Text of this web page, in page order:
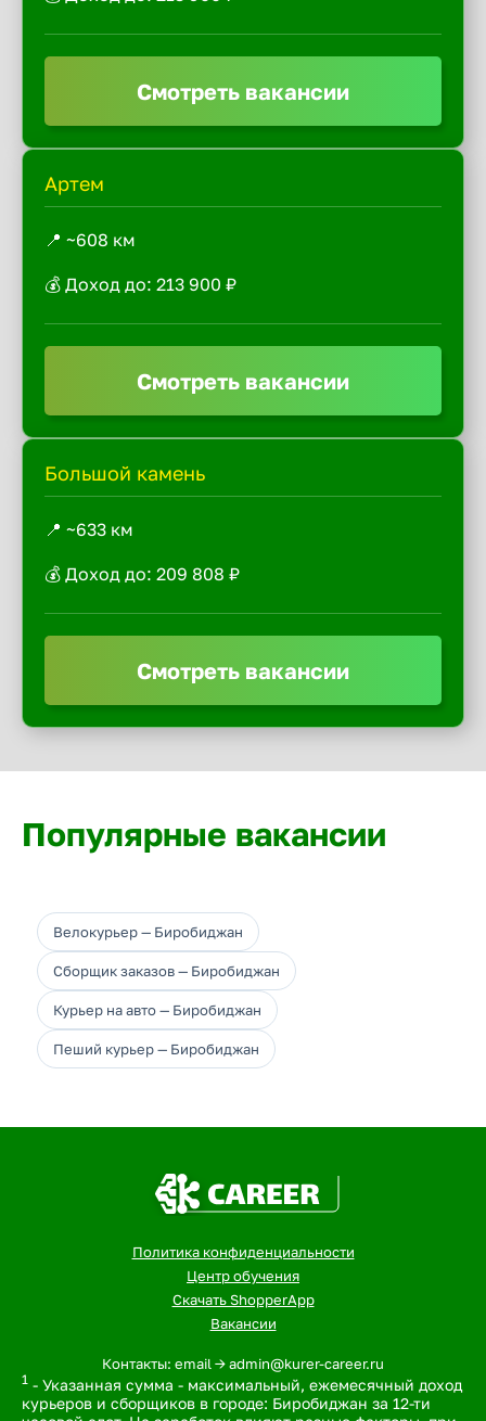
Смотреть вакансии
Артем
📍 ~608 км
💰 Доход до: 213 900 ₽
Смотреть вакансии
Большой камень
📍 ~633 км
💰 Доход до: 209 808 ₽
Смотреть вакансии
Популярные вакансии
Велокурьер — Биробиджан
Сборщик заказов — Биробиджан
Курьер на авто — Биробиджан
Пеший курьер — Биробиджан
Политика конфиденциальности
Центр обучения
Скачать ShopperApp
Вакансии
Контакты: email -> admin@kurer-career.ru
1 - Указанная сумма - максимальный, ежемесячный доход
курьеров и сборщиков в городе: Биробиджан за 12-ти